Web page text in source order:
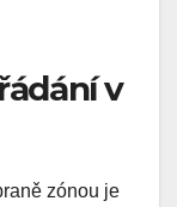
v
zónou je